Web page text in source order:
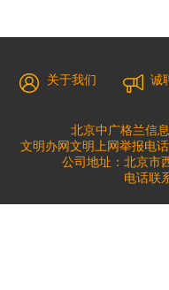
关于我们 诚
北京中广格兰信
文明办网文明上网举报电
公司地址：北京市
电话联